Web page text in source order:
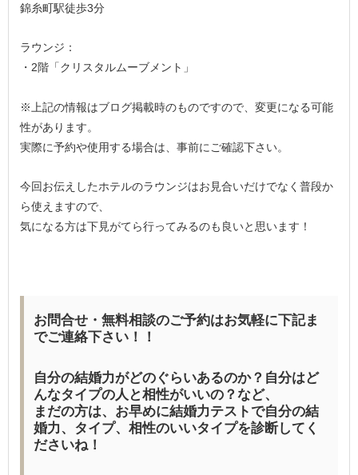
錦糸町駅徒歩3分
ラウンジ：
・2階「クリスタルムーブメント」
※上記の情報はブログ掲載時のものですので、変更になる可能
性があります。
実際に予約や使用する場合は、事前にご確認下さい。
今回お伝えしたホテルのラウンジはお見合いだけでなく普段か
ら使えますので、
気になる方は下見がてら行ってみるのも良いと思います！
お問合せ・無料相談のご予約はお気軽に下記ま
でご連絡下さい！！
自分の結婚力がどのぐらいあるのか？自分はど
んなタイプの人と相性がいいの？など、
まだの方は、お早めに結婚力テストで自分の結
婚力、タイプ、相性のいいタイプを診断してく
ださいね！